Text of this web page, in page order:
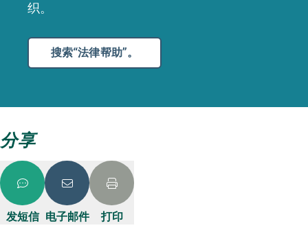
织。
搜索“法律帮助”。
分享
发短信 电子邮件 打印